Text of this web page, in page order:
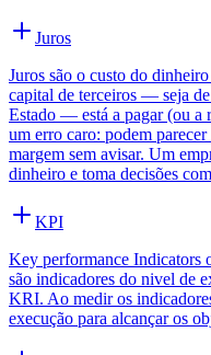
Juros
Juros são o custo do
capital de terceiros — seja
Estado — está a pagar (ou a
um erro caro: podem
margem sem avisar. Um
dinheiro e toma decisões
KPI
Key performance Indicators
são indicadores do nivel de
KRI. Ao medir os
execução para alcançar os